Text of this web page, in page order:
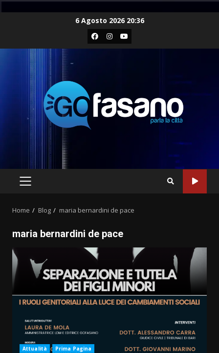
6 Agosto 2026 20:36
Facebook
Instagram
Youtube
PRIMARY
Home Blog maria bernardini de pace
maria bernardini de pace
Attualità Prima Pagina